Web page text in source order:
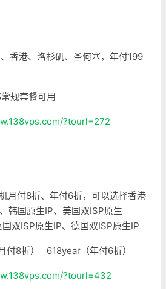
香港、洛杉矶、圣何塞，年付199
规套餐可用
?tourl=272
月付8折、年付6折，可以选择香港
韩国原生IP、美国双ISP原生
双ISP原生IP、德国双ISP原生IP
付8折） 618year（年付6折）
?tourl=432